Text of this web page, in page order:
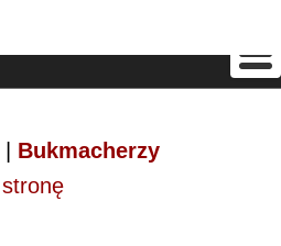
Bukmacherzy
stronę